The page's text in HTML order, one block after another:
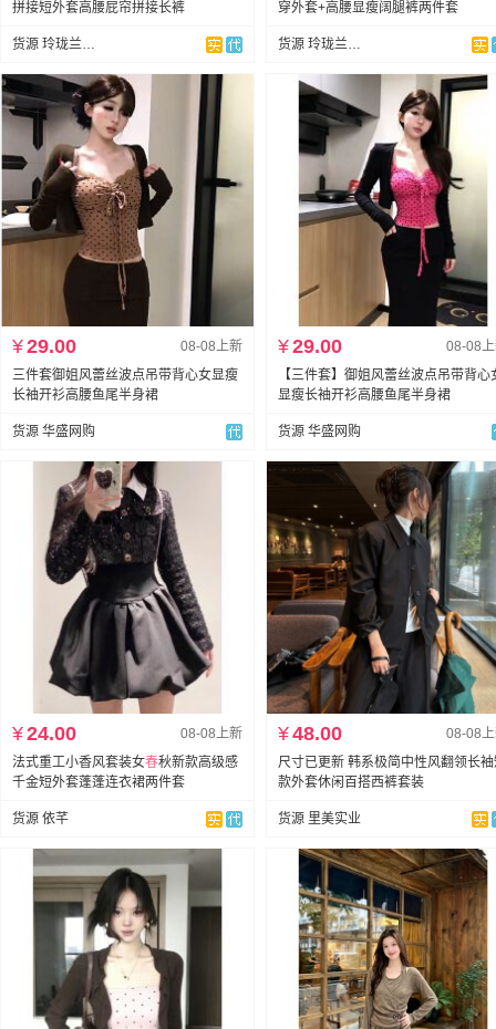
拼接短外套高腰屁帘拼接长裤
货源 玲珑兰（全店现货）
穿外套+高腰显瘦阔腿裤两件套
货源 玲珑兰（全店现货）
08-08上新
¥29.00
三件套御姐风蕾丝波点吊带背心女显瘦
长袖开衫高腰鱼尾半身裙
货源 华盛网购
08-08
¥29.00
【三件套】御姐风蕾丝波点吊带背心
显瘦长袖开衫高腰鱼尾半身裙
货源 华盛网购
08-08上新
¥24.00
法式重工小香风套装女春秋新款高级感
千金短外套蓬蓬连衣裙两件套
货源 依芊
08-08
¥48.00
尺寸已更新 韩系极简中性风翻领长
款外套休闲百搭西裤套装
货源 里美实业